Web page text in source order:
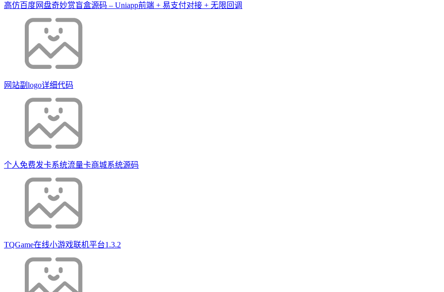
高仿百度网盘奇妙赏盲盒源码 – Uniapp前端 + 易支付对接 + 无限回调
网站副logo详细代码
个人免费发卡系统流量卡商城系统源码
TQGame在线小游戏联机平台1.3.2